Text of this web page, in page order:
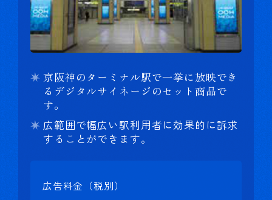
京阪神のターミナル駅で一挙に放映でき
るデジタルサイネージのセット商品で
す。
広範囲で幅広い駅利用者に効果的に訴求
することができます。
広告料金（税別）